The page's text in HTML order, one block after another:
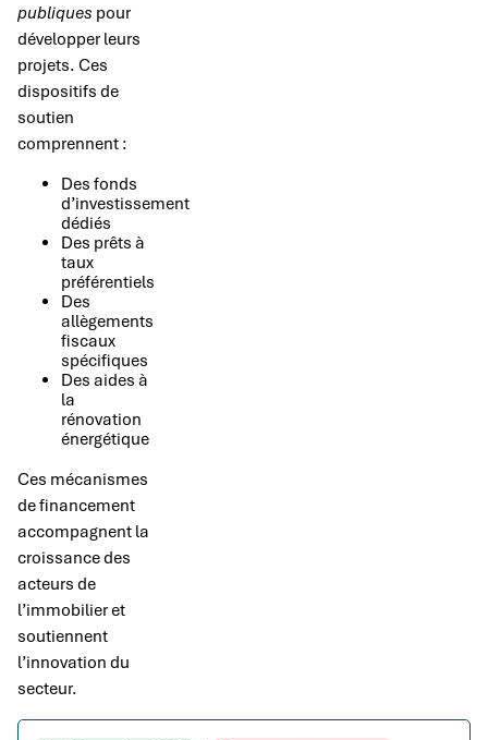
publiques pour
développer leurs
projets. Ces
dispositifs de
soutien
comprennent :
Des fonds
d’investissement
dédiés
Des prêts à
taux
préférentiels
Des
allègements
fiscaux
spécifiques
Des aides à
la
rénovation
énergétique
Ces mécanismes
de financement
accompagnent la
croissance des
acteurs de
l’immobilier et
soutiennent
l’innovation du
secteur.